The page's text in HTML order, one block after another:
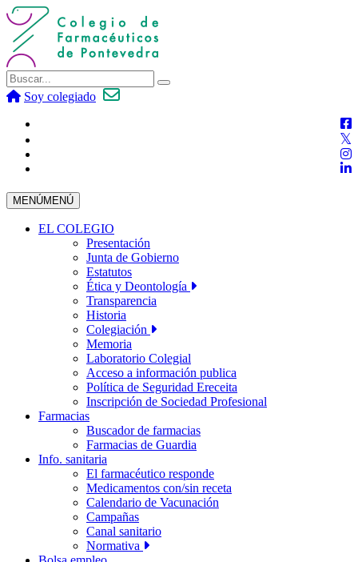
Soy colegiado
MENÚMENÚ
EL COLEGIO
Presentación
Junta de Gobierno
Estatutos
Ética y Deontología
Transparencia
Historia
Colegiación
Memoria
Laboratorio Colegial
Acceso a información publica
Política de Seguridad Ereceita
Inscripción de Sociedad Profesional
Farmacias
Buscador de farmacias
Farmacias de Guardia
Info. sanitaria
El farmacéutico responde
Medicamentos con/sin receta
Calendario de Vacunación
Campañas
Canal sanitario
Normativa